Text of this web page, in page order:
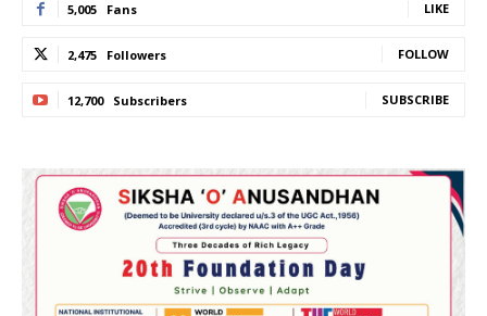
5,005 Fans LIKE
2,475 Followers FOLLOW
12,700 Subscribers SUBSCRIBE